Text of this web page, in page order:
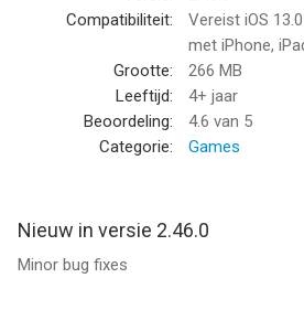
Snake Arena 3D: Battle Rivals! van AI
voor iPhone, iPad en iPod touch met
geschikt bevonden voor gebruikers
Informatie voor Snake Arena 3D: Battle
vergeleken op 8 Aug om 08:17.
Compatibiliteit:
Vereist iOS
met iPhone,
Grootte:
266 MB
Leeftijd:
4+ jaar
Beoordeling:
4.6 van 5
Categorie:
Games
Nieuw in versie 2.46.0
Minor bug fixes